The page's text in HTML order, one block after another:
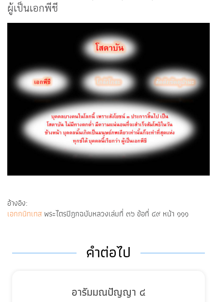
ผู้เป็นเอกพีชี
อ้างอิง:
เอกกนิทเทส พระไตรปิฎกฉบับหลวงเล่มที่ ๓๖ ข้อที่ ๔๙ หน้า ๑๑๑
คำต่อไป
อารัมมณปัญญา ๔